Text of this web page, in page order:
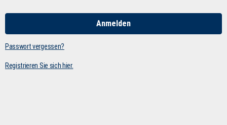
Passwort vergessen?
Registrieren Sie sich hier.